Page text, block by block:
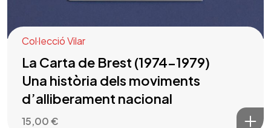
Col·lecció Vilar
La Carta de Brest (1974-1979)
Una història dels moviments
d’alliberament nacional
15,00€